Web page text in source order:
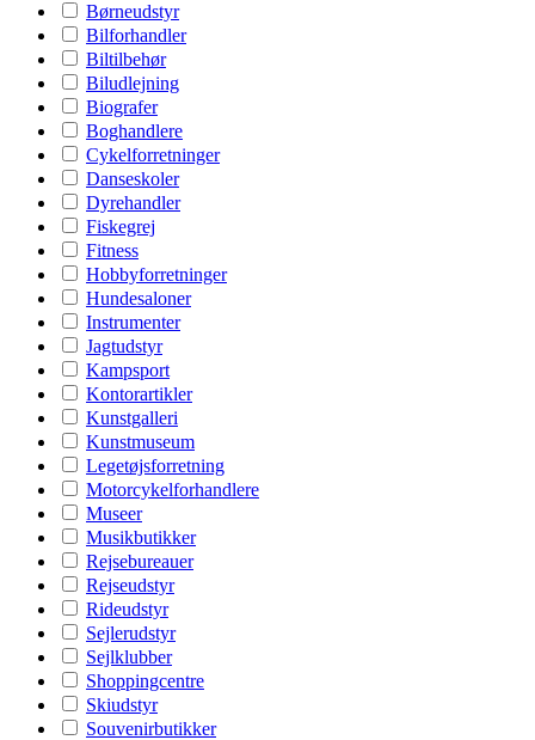
Børneudstyr
Bilforhandler
Biltilbehør
Biludlejning
Biografer
Boghandlere
Cykelforretninger
Danseskoler
Dyrehandler
Fiskegrej
Fitness
Hobbyforretninger
Hundesaloner
Instrumenter
Jagtudstyr
Kampsport
Kontorartikler
Kunstgalleri
Kunstmuseum
Legetøjsforretning
Motorcykelforhandlere
Museer
Musikbutikker
Rejsebureauer
Rejseudstyr
Rideudstyr
Sejlerudstyr
Sejlklubber
Shoppingcentre
Skiudstyr
Souvenirbutikker